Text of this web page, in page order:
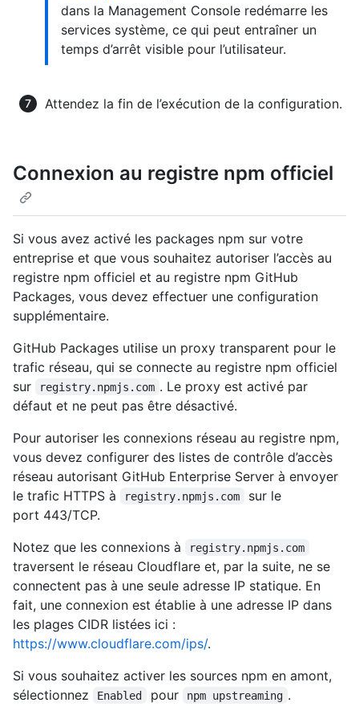
dans la Management Console redémarre les
services système, ce qui peut entraîner un
temps d’arrêt visible pour l’utilisateur.
Attendez la fin de l’exécution de la configuration.
Connexion au registre npm officiel
Si vous avez activé les packages npm sur votre
entreprise et que vous souhaitez autoriser l’accès au
registre npm officiel et au registre npm GitHub
Packages, vous devez effectuer une configuration
supplémentaire.
GitHub Packages utilise un proxy transparent pour le
trafic réseau, qui se connecte au registre npm officiel
sur
registry.npmjs.com . Le proxy est activé par
défaut et ne peut pas être désactivé.
Pour autoriser les connexions réseau au registre npm,
vous devez configurer des listes de contrôle d’accès
réseau autorisant GitHub Enterprise Server à envoyer
le trafic HTTPS à
registry.npmjs.com
sur le
port 443/TCP.
Notez que les connexions à
registry.npmjs.com
traversent le réseau Cloudflare et, par la suite, ne se
connectent pas à une seule adresse IP statique. En
fait, une connexion est établie à une adresse IP dans
les plages CIDR listées ici :
https://www.cloudflare.com/ips/.
Si vous souhaitez activer les sources npm en amont,
sélectionnez
Enabled pour npm upstreaming .